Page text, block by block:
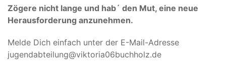
Zögere nicht lange und hab´ den Mut, eine neue
Herausforderung anzunehmen.
Melde Dich einfach unter der E-Mail-Adresse
jugendabteilung@viktoria06buchholz.de